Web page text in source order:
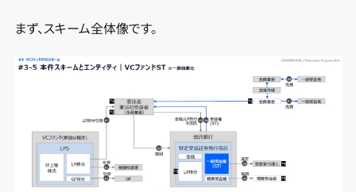
まず、スキーム全体像です。